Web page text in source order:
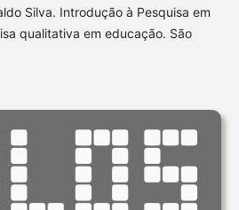
Silva. Introdução à Pesquisa em
qualitativa em educação. São